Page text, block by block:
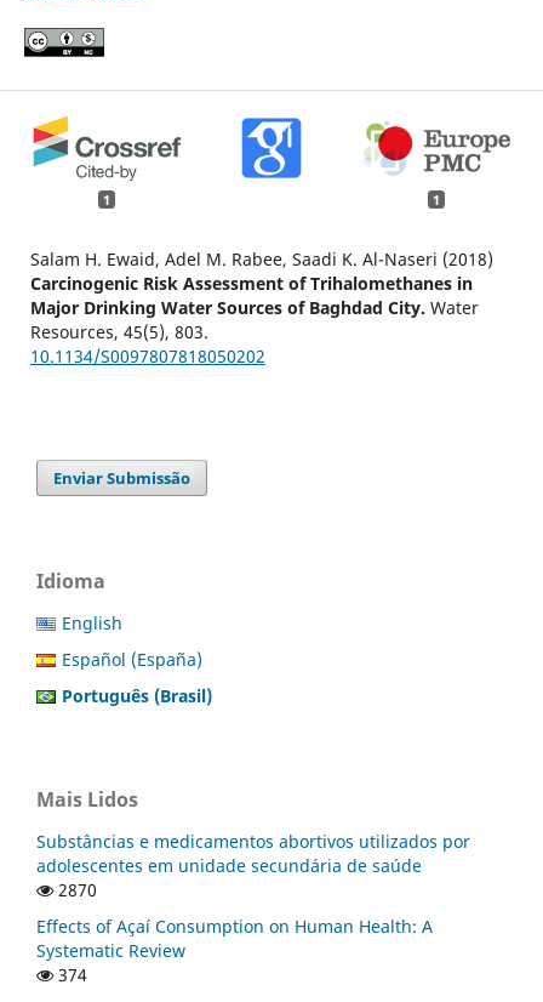
1 1
Salam H. Ewaid, Adel M. Rabee, Saadi K. Al-Naseri (2018)
Carcinogenic Risk Assessment of Trihalomethanes in
Major Drinking Water Sources of Baghdad City. Water
Resources, 45(5), 803.
10.1134/S0097807818050202
Enviar Submissão
Idioma
English
Español (España)
Português (Brasil)
Mais Lidos
Substâncias e medicamentos abortivos utilizados por
adolescentes em unidade secundária de saúde
2870
Effects of Açaí Consumption on Human Health: A
Systematic Review
374